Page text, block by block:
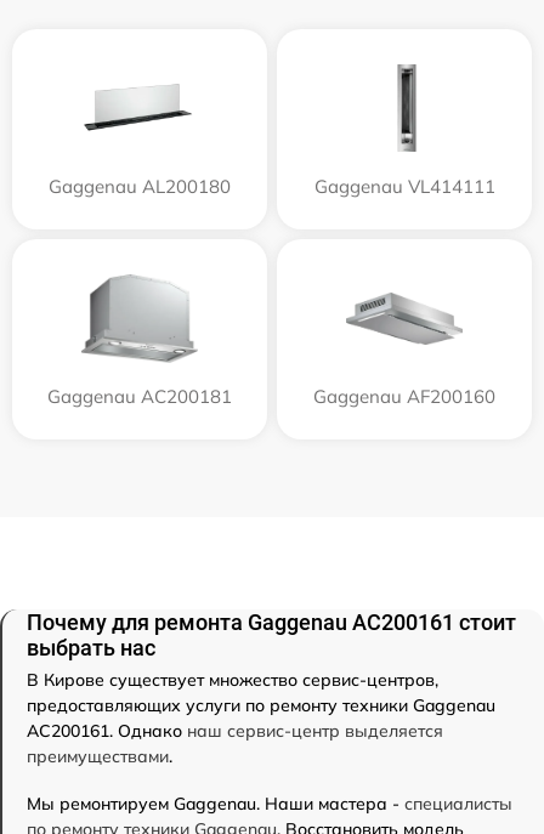
Gaggenau AL200180 Gaggenau VL414111
Gaggenau AC200181 Gaggenau AF200160
Почему для ремонта Gaggenau AC200161 стоит
выбрать нас
В Кирове существует множество сервис-центров,
предоставляющих услуги по ремонту техники Gaggenau
AC200161. Однако наш сервис-центр выделяется
преимуществами.
Мы ремонтируем Gaggenau. Наши мастера - специалисты
по ремонту техники Gaggenau. Восстановить модель